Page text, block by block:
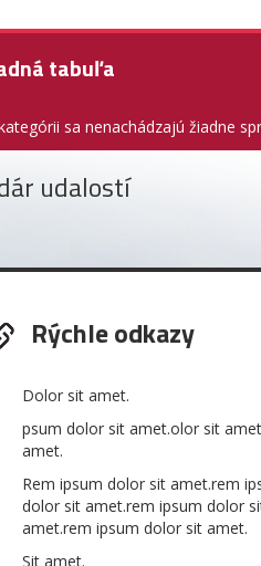
tabuľa
sa nenachádzajú žiadne
udalostí
Rýchle odkazy
Dolor sit amet.
psum dolor sit amet.olor sit
amet.
Rem ipsum dolor sit amet.rem
dolor sit amet.rem ipsum dolor
amet.rem ipsum dolor sit amet.
Sit amet.